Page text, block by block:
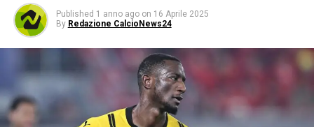
Published 1 anno ago on 16 Aprile 2025
By Redazione CalcioNews24